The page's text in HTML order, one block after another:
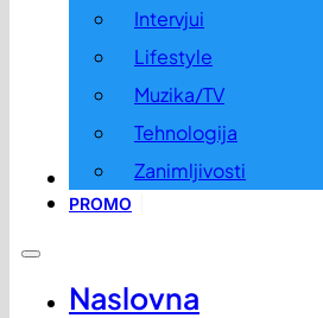
Intervjui
Lifestyle
Muzika/TV
Tehnologija
Zanimljivosti
OGLASI I KONKURSI
PROMO
Naslovna